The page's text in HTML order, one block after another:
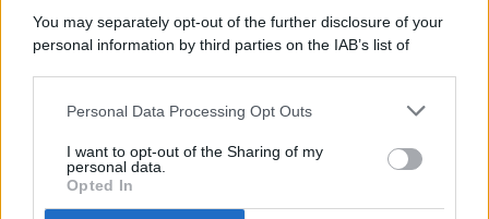
You may separately opt-out of the further disclosure of your
personal information by third parties on the IAB’s list of
This information may also be disclosed by us to third parties
disclose it to other third parties.
Personal Data Processing Opt Outs
I want to opt-out of the Sharing of my
personal data.
Opted In
PREFERENZE PRIVACY